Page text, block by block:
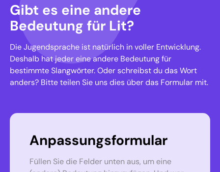
Gibt es eine andere
Bedeutung für Lit?
Die Jugendsprache ist natürlich in voller Entwicklung.
Deshalb hat jeder eine andere Bedeutung für
bestimmte Slangwörter. Oder schreibst du das Wort
anders? Bitte teilen Sie uns dies über das Formular mit.
Anpassungsformular
Füllen Sie die Felder unten aus, um eine